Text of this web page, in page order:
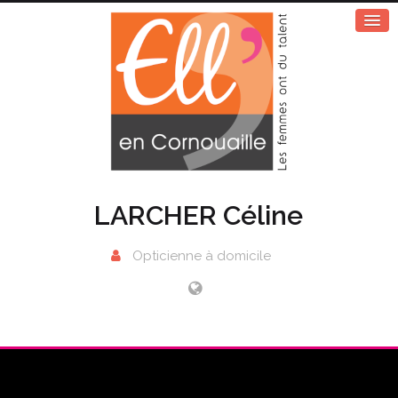
LARCHER Céline
Opticienne à domicile